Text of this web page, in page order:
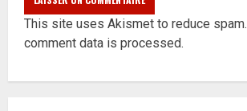
This site uses Akismet to reduce spam.
comment data is processed.